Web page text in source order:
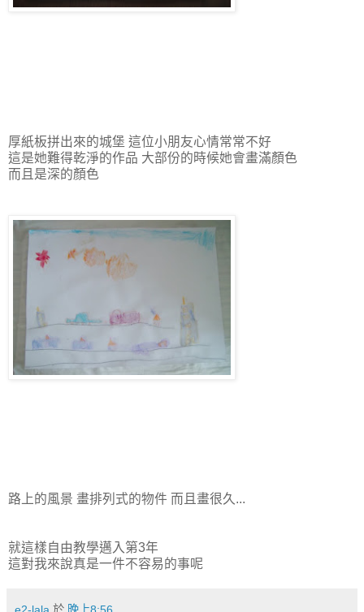
厚紙板拼出來的城堡 這位小朋友心情常常不好
這是她難得乾淨的作品 大部份的時候她會畫滿顏色
而且是深的顏色
路上的風景 畫排列式的物件 而且畫很久...
就這樣自由教學邁入第3年
這對我來說真是一件不容易的事呢
e2-lala 於 晚上8:56